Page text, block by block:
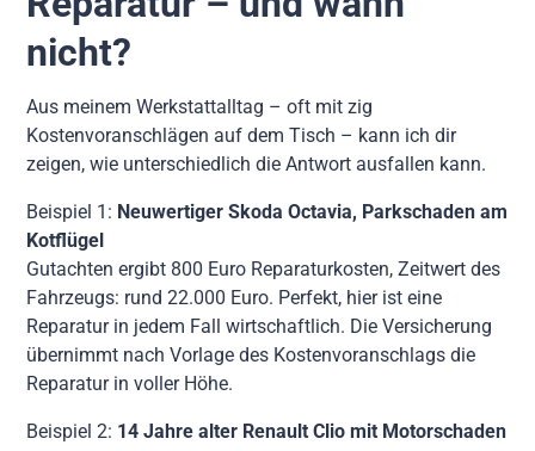
nicht?
Aus meinem Werkstattalltag – oft mit zig
Kostenvoranschlägen auf dem Tisch – kann ich dir
zeigen, wie unterschiedlich die Antwort ausfallen kann.
Beispiel 1: Neuwertiger Skoda Octavia, Parkschaden am
Kotflügel
Gutachten ergibt 800 Euro Reparaturkosten, Zeitwert des
Fahrzeugs: rund 22.000 Euro. Perfekt, hier ist eine
Reparatur in jedem Fall wirtschaftlich. Die Versicherung
übernimmt nach Vorlage des Kostenvoranschlags die
Reparatur in voller Höhe.
Beispiel 2: 14 Jahre alter Renault Clio mit Motorschaden